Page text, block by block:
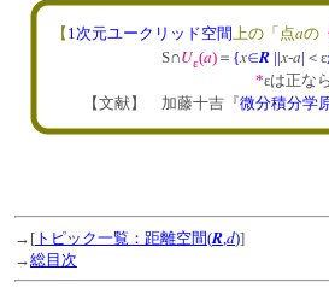
【 1次元ユークリッド空間上の「点aの
S∩Uε(a) ＝ {x∈R ||x-a| ＜ε
*εは正な
【文献】 加藤十吉『微分積分学
→[ トピック一覧：距離空間(R,d)]
→総目次